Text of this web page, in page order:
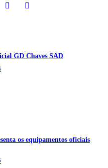
GD Chaves SAD
os equipamentos oficiais